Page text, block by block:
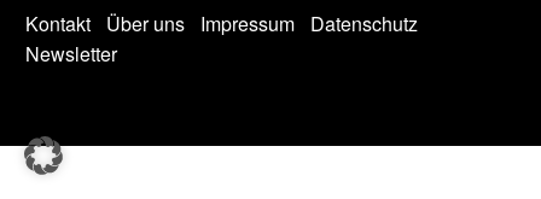
Kontakt Über uns Impressum
Datenschutz
Newsletter